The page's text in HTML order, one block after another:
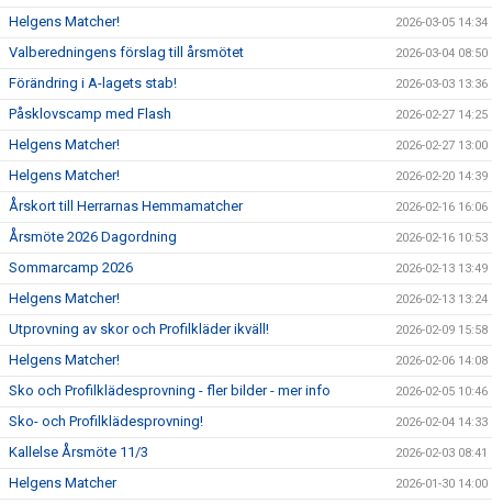
Helgens Matcher! 2026-03-05 14:34
Valberedningens förslag till årsmötet 2026-03-04 08:50
Förändring i A-lagets stab! 2026-03-03 13:36
Påsklovscamp med Flash 2026-02-27 14:25
Helgens Matcher! 2026-02-27 13:00
Helgens Matcher! 2026-02-20 14:39
Årskort till Herrarnas Hemmamatcher 2026-02-16 16:06
Årsmöte 2026 Dagordning 2026-02-16 10:53
Sommarcamp 2026 2026-02-13 13:49
Helgens Matcher! 2026-02-13 13:24
Utprovning av skor och Profilkläder ikväll! 2026-02-09 15:58
Helgens Matcher! 2026-02-06 14:08
Sko och Profilklädesprovning - fler bilder - mer info 2026-02-05 10:46
Sko- och Profilklädesprovning! 2026-02-04 14:33
Kallelse Årsmöte 11/3 2026-02-03 08:41
Helgens Matcher 2026-01-30 14:00